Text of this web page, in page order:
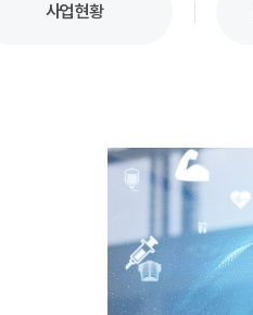
사업현황